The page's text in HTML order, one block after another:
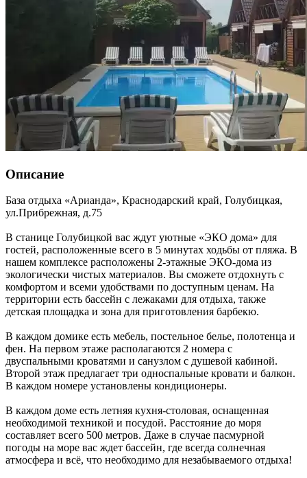
Описание
База отдыха «Арианда», Краснодарский край, Голубицкая,
ул.Прибрежная, д.75
В станице Голубицкой вас ждут уютные «ЭКО дома» для
гостей, расположенные всего в 5 минутах ходьбы от пляжа. В
нашем комплексе расположены 2-этажные ЭКО-дома из
экологически чистых материалов. Вы сможете отдохнуть с
комфортом и всеми удобствами по доступным ценам. На
территории есть бассейн с лежаками для отдыха, также
детская площадка и зона для приготовления барбекю.
В каждом домике есть мебель, постельное белье, полотенца и
фен. На первом этаже располагаются 2 номера с
двуспальными кроватями и санузлом с душевой кабиной.
Второй этаж предлагает три односпальные кровати и балкон.
В каждом номере установлены кондиционеры.
В каждом доме есть летняя кухня-столовая, оснащенная
необходимой техникой и посудой. Расстояние до моря
составляет всего 500 метров. Даже в случае пасмурной
погоды на море вас ждет бассейн, где всегда солнечная
атмосфера и всё, что необходимо для незабываемого отдыха!